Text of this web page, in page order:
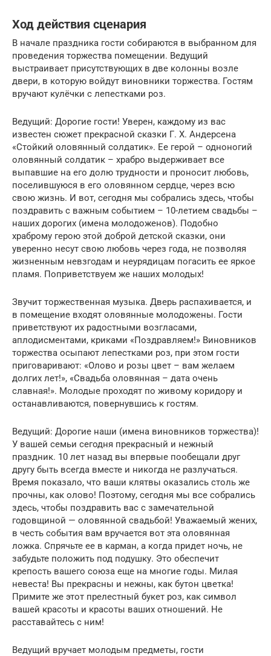
Ход действия сценария
В начале праздника гости собираются в выбранном для
проведения торжества помещении. Ведущий
выстраивает присутствующих в две колонны возле
двери, в которую войдут виновники торжества. Гостям
вручают кулёчки с лепестками роз.
Ведущий: Дорогие гости! Уверен, каждому из вас
известен сюжет прекрасной сказки Г. Х. Андерсена
«Стойкий оловянный солдатик». Ее герой – одноногий
оловянный солдатик – храбро выдерживает все
выпавшие на его долю трудности и проносит любовь,
поселившуюся в его оловянном сердце, через всю
свою жизнь. И вот, сегодня мы собрались здесь, чтобы
поздравить с важным событием – 10-летием свадьбы –
наших дорогих (имена молодоженов). Подобно
храброму герою этой доброй детской сказки, они
уверенно несут свою любовь через года, не позволяя
жизненным невзгодам и неурядицам погасить ее яркое
пламя. Поприветствуем же наших молодых!
Звучит торжественная музыка. Дверь распахивается, и
в помещение входят оловянные молодожены. Гости
приветствуют их радостными возгласами,
аплодисментами, криками «Поздравляем!» Виновников
торжества осыпают лепестками роз, при этом гости
приговаривают: «Олово и розы цвет – вам желаем
долгих лет!», «Свадьба оловянная – дата очень
славная!». Молодые проходят по живому коридору и
останавливаются, повернувшись к гостям.
Ведущий: Дорогие наши (имена виновников торжества)!
У вашей семьи сегодня прекрасный и нежный
праздник. 10 лет назад вы впервые пообещали друг
другу быть всегда вместе и никогда не разлучаться.
Время показало, что ваши клятвы оказались столь же
прочны, как олово! Поэтому, сегодня мы все собрались
здесь, чтобы поздравить вас с замечательной
годовщиной — оловянной свадьбой! Уважаемый жених,
в честь события вам вручается вот эта оловянная
ложка. Спрячьте ее в карман, а когда придет ночь, не
забудьте положить под подушку. Это обеспечит
крепость вашего союза еще на многие годы. Милая
невеста! Вы прекрасны и нежны, как бутон цветка!
Примите же этот прелестный букет роз, как символ
вашей красоты и красоты ваших отношений. Не
расставайтесь с ним!
Ведущий вручает молодым предметы, гости